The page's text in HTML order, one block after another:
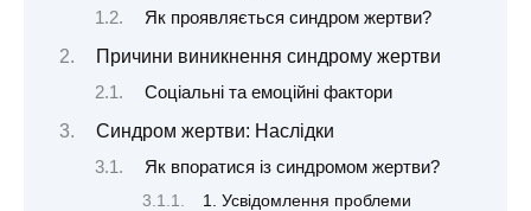
Як проявляється синдром жертви?
Причини виникнення синдрому жертви
Соціальні та емоційні фактори
Синдром жертви: Наслідки
Як впоратися із синдромом жертви?
1. Усвідомлення проблеми